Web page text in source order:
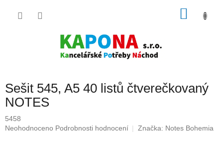
Sešit 545, A5 40 listů čtverečkovaný
NOTES
5458
Průměrné
Neohodnoceno Podrobnosti hodnocení Značka: Notes Bohemia